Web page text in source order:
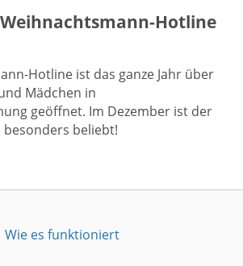
Hotline
Hotline ist das ganze Jahr über
Mädchen in
geöffnet. Im Dezember ist der
beliebt!
Wie es funktioniert